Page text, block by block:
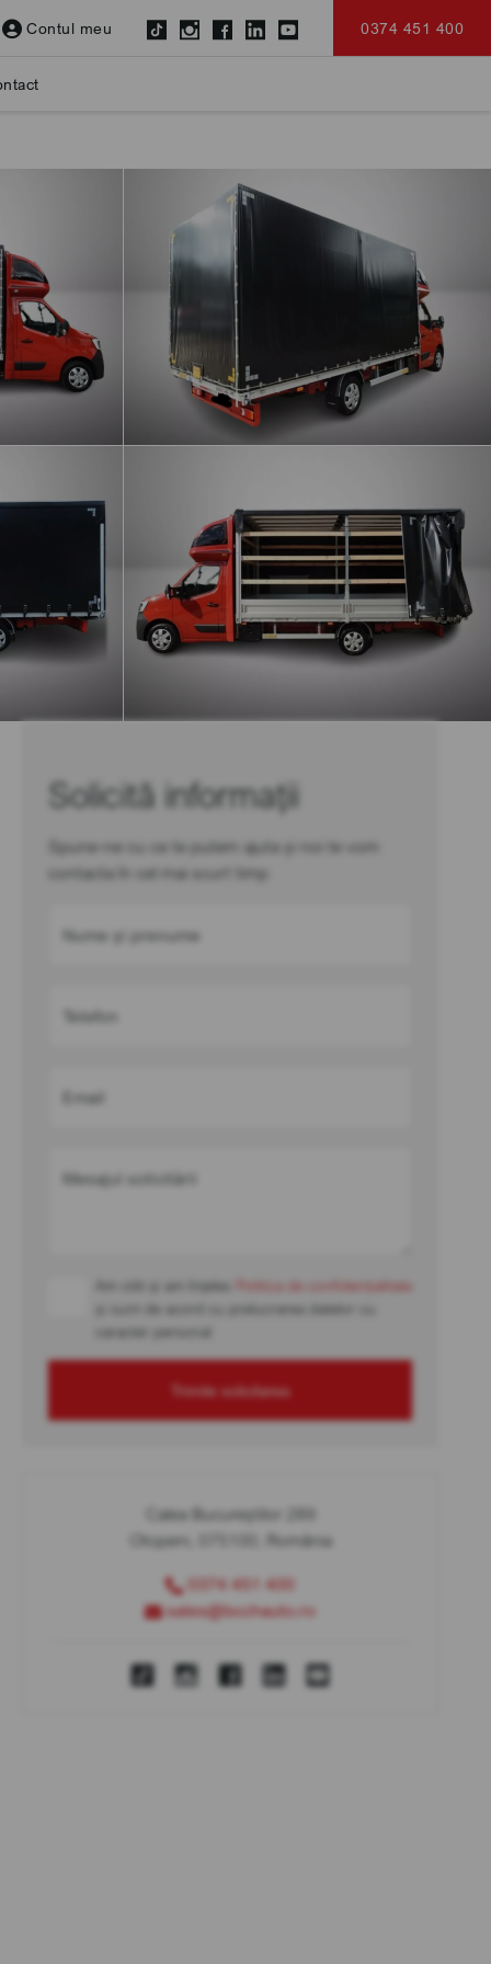
Contul meu 0374 451 400
Solicită informații
Spune-ne cu ce te putem ajuta și noi te vom
contacta în cel mai scurt timp
Nume și prenume
Telefon
Email
Mesajul solicitării
Am citit și am înțeles
Politica de confidențialitate
și sunt de acord cu prelucrarea datelor cu
caracter personal
Trimite solicitarea
Calea Bucureștilor 289
Otopeni, 075100, România
0374 451 400
sales@bcchauto.ro